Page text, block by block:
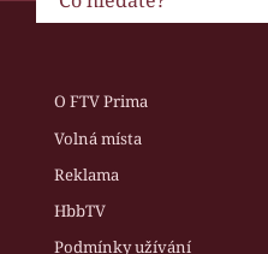
O FTV Prima
Volná místa
Reklama
HbbTV
Podmínky užívání